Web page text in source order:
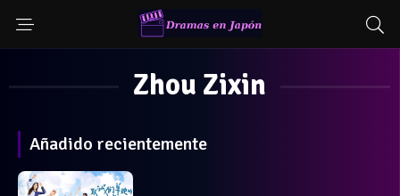
Zhou Zixin
Añadido recientemente